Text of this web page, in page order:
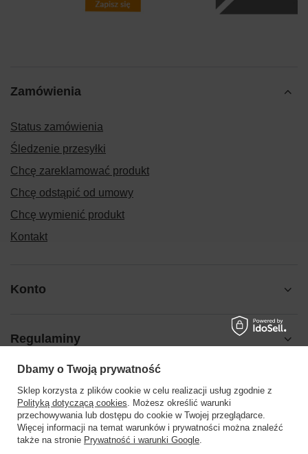
Zamówienia
Status zamówienia
Śledzenie przesyłki
Chcę zareklamować produkt
Chcę odstąpić od umowy
Chcę wymienić produkt
Kontakt
Konto
Regulaminy
Pomoc
Dbamy o Twoją prywatność
Sklep korzysta z plików cookie w celu realizacji usług zgodnie z
Polityką dotyczącą cookies. Możesz określić warunki
przechowywania lub dostępu do cookie w Twojej przeglądarce.
Więcej informacji na temat warunków i prywatności można znaleźć
także na stronie Prywatność i warunki Google.